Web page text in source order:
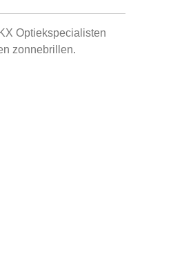
Optiekspecialisten
zonnebrillen.